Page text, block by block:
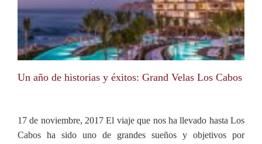
Un año de historias y éxitos: Grand Velas Los Cabos
17 de noviembre, 2017 El viaje que nos ha llevado hasta Los
Cabos ha sido uno de grandes sueños y objetivos por